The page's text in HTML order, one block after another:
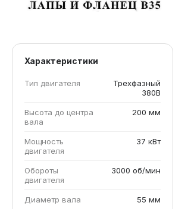
Характеристики
Тип двигателя
Трехфазный
380В
Высота до центра
вала
200 мм
Мощность
двигателя
37 кВт
Обороты
двигателя
3000 об/мин
Диаметр вала 55 мм